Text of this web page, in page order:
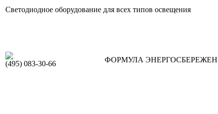
Светодиодное оборудование для всех типов освещения
(495) 083-30-66 ФОРМУЛА